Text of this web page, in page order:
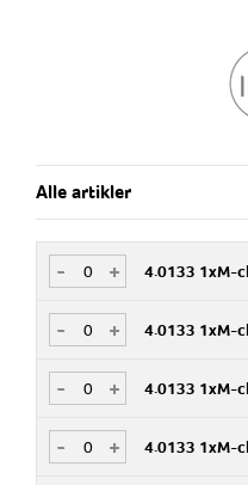
Alle artikler
+
- 4.0133 1xM-
Art.nr
Bassenge, Infellt
+
- 4.0133 1xM-
Art.nr +
- 4.0133 1xM-
Art.nr +
- 4.0133 1xM-